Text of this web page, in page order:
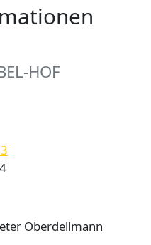
HOF
Oberdellmann
ausgewählten
Informationen anonym.
uns zu verstehen, wie